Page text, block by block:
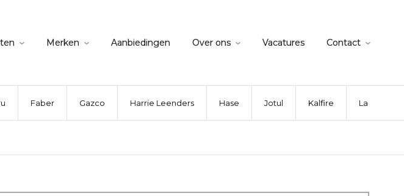
Merken Aanbiedingen Over ons Vacatures Contact
Faber Gazco Harrie Leenders Hase Jotul Kalfire La